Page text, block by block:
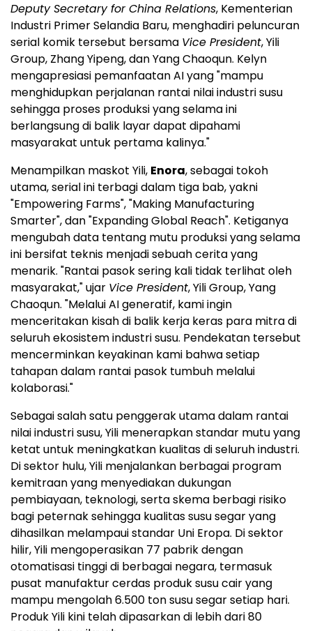
Deputy Secretary for China Relations, Kementerian
Industri Primer Selandia Baru, menghadiri peluncuran
serial komik tersebut bersama Vice President, Yili
Group, Zhang Yipeng, dan Yang Chaoqun. Kelyn
mengapresiasi pemanfaatan AI yang "mampu
menghidupkan perjalanan rantai nilai industri susu
sehingga proses produksi yang selama ini
berlangsung di balik layar dapat dipahami
masyarakat untuk pertama kalinya."
Menampilkan maskot Yili, Enora, sebagai tokoh
utama, serial ini terbagi dalam tiga bab, yakni
"Empowering Farms", "Making Manufacturing
Smarter", dan "Expanding Global Reach". Ketiganya
mengubah data tentang mutu produksi yang selama
ini bersifat teknis menjadi sebuah cerita yang
menarik. "Rantai pasok sering kali tidak terlihat oleh
masyarakat," ujar Vice President, Yili Group, Yang
Chaoqun. "Melalui AI generatif, kami ingin
menceritakan kisah di balik kerja keras para mitra di
seluruh ekosistem industri susu. Pendekatan tersebut
mencerminkan keyakinan kami bahwa setiap
tahapan dalam rantai pasok tumbuh melalui
kolaborasi."
Sebagai salah satu penggerak utama dalam rantai
nilai industri susu, Yili menerapkan standar mutu yang
ketat untuk meningkatkan kualitas di seluruh industri.
Di sektor hulu, Yili menjalankan berbagai program
kemitraan yang menyediakan dukungan
pembiayaan, teknologi, serta skema berbagi risiko
bagi peternak sehingga kualitas susu segar yang
dihasilkan melampaui standar Uni Eropa. Di sektor
hilir, Yili mengoperasikan 77 pabrik dengan
otomatisasi tinggi di berbagai negara, termasuk
pusat manufaktur cerdas produk susu cair yang
mampu mengolah 6.500 ton susu segar setiap hari.
Produk Yili kini telah dipasarkan di lebih dari 80